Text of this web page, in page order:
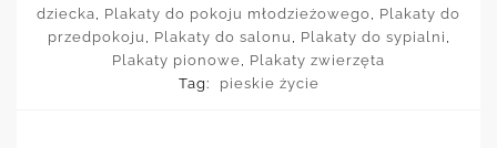
dziecka
Plakaty do pokoju młodzieżowego
Plakaty do
przedpokoju
Plakaty do salonu Plakaty do sypialni
Plakaty pionowe
Plakaty zwierzęta
Tag:
pieskie życie